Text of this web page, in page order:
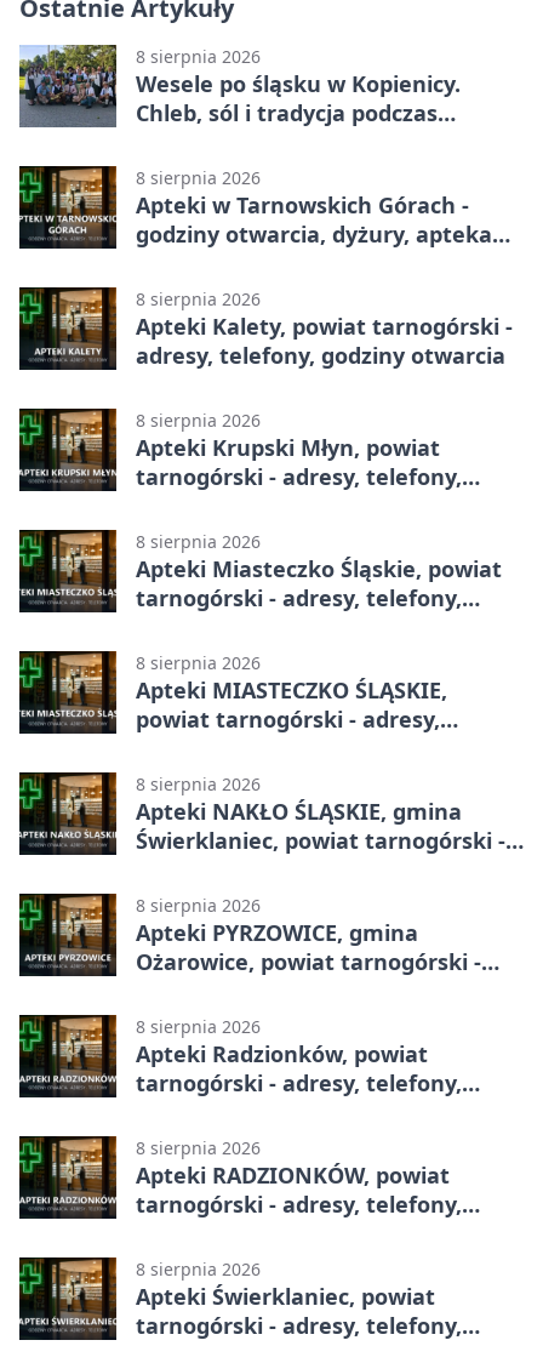
Ostatnie Artykuły
8 sierpnia 2026
Wesele po śląsku w Kopienicy.
Chleb, sól i tradycja podczas
8 sierpnia 2026
Apteki w Tarnowskich Górach -
godziny otwarcia, dyżury, apteka
8 sierpnia 2026
Apteki Kalety, powiat tarnogórski -
adresy, telefony, godziny otwarcia
8 sierpnia 2026
Apteki Krupski Młyn, powiat
tarnogórski - adresy, telefony,
8 sierpnia 2026
Apteki Miasteczko Śląskie, powiat
tarnogórski - adresy, telefony,
8 sierpnia 2026
Apteki MIASTECZKO ŚLĄSKIE,
powiat tarnogórski - adresy,
8 sierpnia 2026
Apteki NAKŁO ŚLĄSKIE, gmina
Świerklaniec, powiat tarnogórski -
8 sierpnia 2026
Apteki PYRZOWICE, gmina
Ożarowice, powiat tarnogórski -
8 sierpnia 2026
Apteki Radzionków, powiat
tarnogórski - adresy, telefony,
8 sierpnia 2026
Apteki RADZIONKÓW, powiat
tarnogórski - adresy, telefony,
8 sierpnia 2026
Apteki Świerklaniec, powiat
tarnogórski - adresy, telefony,